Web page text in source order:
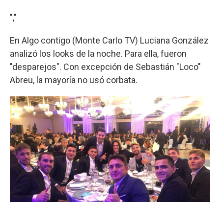
","
En Algo contigo (Monte Carlo TV) Luciana González
analizó los looks de la noche. Para ella, fueron
"desparejos". Con excepción de Sebastián "Loco"
Abreu, la mayoría no usó corbata.